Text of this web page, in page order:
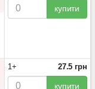
купити
1+ 27.5 грн
купити